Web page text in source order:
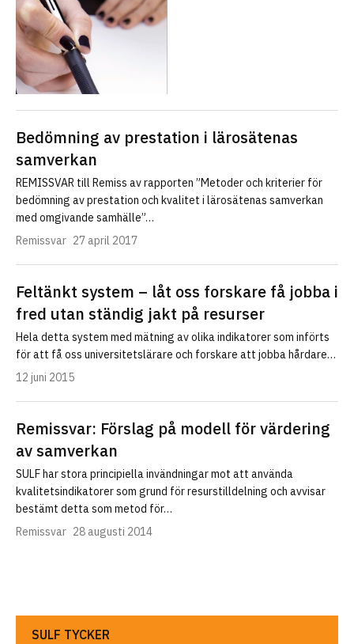
Bedömning av prestation i lärosätenas
samverkan
REMISSVAR till Remiss av rapporten ”Metoder och kriterier för
bedömning av prestation och kvalitet i lärosätenas samverkan
med omgivande samhälle”…
Remissvar 27 april 2017
Feltänkt system – låt oss forskare få jobba i
fred utan ständig jakt på resurser
Hela detta system med mätning av olika indikatorer som införts
för att få oss universitetslärare och forskare att jobba hårdare…
12 juni 2015
Remissvar: Förslag på modell för värdering
av samverkan
SULF har stora principiella invändningar mot att använda
kvalitetsindikatorer som grund för resurstilldelning och avvisar
bestämt detta som metod för…
Remissvar 28 augusti 2014
SULF TYCKER